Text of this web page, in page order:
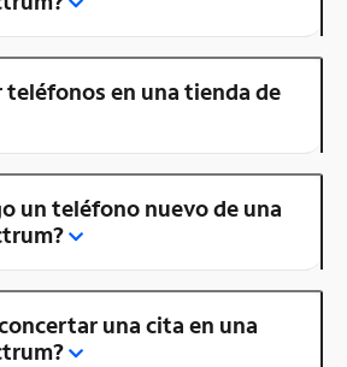
teléfonos en una tienda de
un teléfono nuevo de una
una cita en una